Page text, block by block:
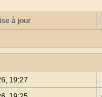
à jour
19:27